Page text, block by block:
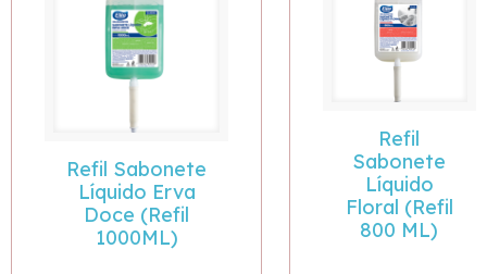
Refil Sabonete
Líquido Erva
Doce (Refil
1000ML)
Refil
Sabonete
Líquido
Floral (Refil
800 ML)